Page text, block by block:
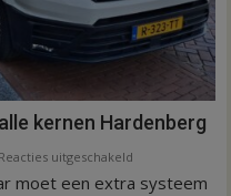
kernen Hardenberg
Reacties uitgeschakeld
Nieuw
moet een extra systeem